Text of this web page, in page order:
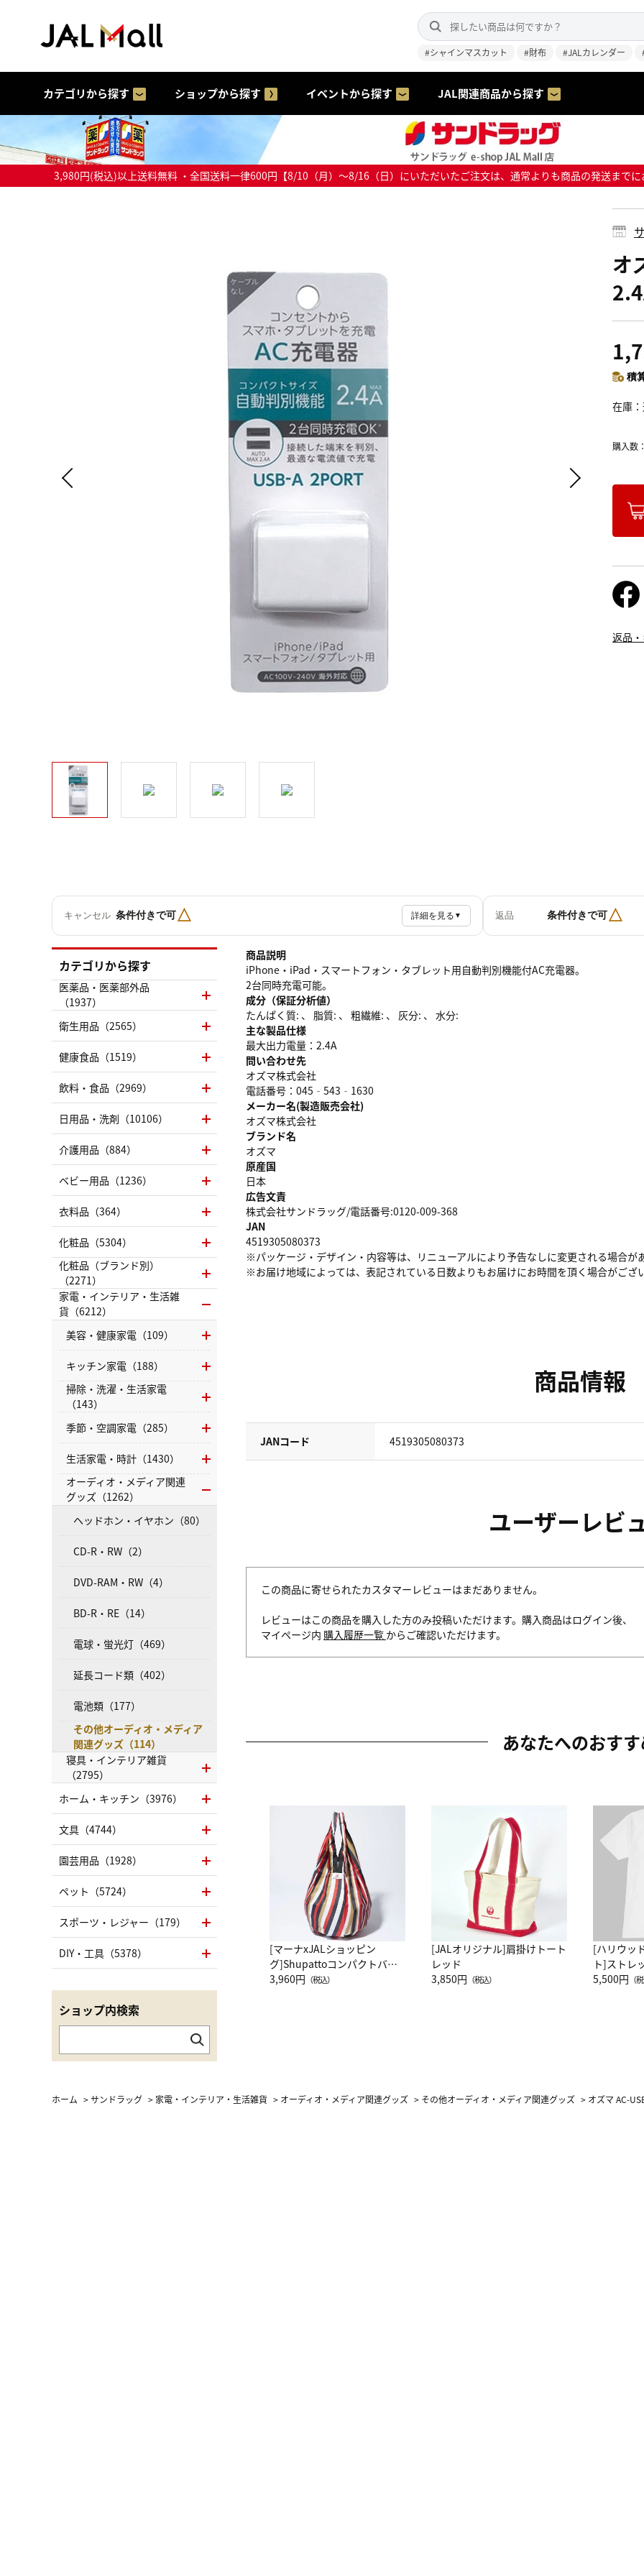
#シャインマスカット #財布 #JALカレンダー
カテゴリから探す ショップから探す イベントから探す JAL関連商品から探す
3,980円(税込)以上送料無料 ・全国送料一律600円【8/10（月）～8/16（日）にいただいたご注文は、通常よりも商品の発送まで
オ
積
在庫
購入数
返品
キャンセル 条件付きで可△ 詳細を見る ▼ 返品 条件付きで可△
商品説明
iPhone・iPad・スマートフォン・タブレット用自動判別機能付AC充電器。
2台同時充電可能。
成分（保証分析値）
たんぱく質: 、 脂質: 、 粗繊維: 、 灰分: 、 水分:
主な製品仕様
最大出力電量：2.4A
問い合わせ先
オズマ株式会社
電話番号：045‐543‐1630
メーカー名(製造販売会社)
オズマ株式会社
ブランド名
オズマ
原産国
日本
広告文責
株式会社サンドラッグ/電話番号:0120-009-368
JAN
4519305080373
※パッケージ・デザイン・内容等は、リニューアルにより予告なしに変更される場合が
※お届け地域によっては、表記されている日数よりもお届けにお時間を頂く場合がござ
商品情報
JANコード 4519305080373
ユーザーレビ
この商品に寄せられたカスタマーレビューはまだありません。
レビューはこの商品を購入した方のみ投稿いただけます。購入商品はログイン後、
マイページ内 購入履歴一覧 からご確認いただけます。
あなたへのおす
[マーナxJALショッピン
グ]Shupattoコンパクトバッ
グ Drop JAL客室乗務員
3,960円 （税込）
[JALオリジナル]肩掛けトート
レッド
3,850円 （税込）
[ハリウッ
ト]ストレ
ーネック
5,500円 （
カテゴリから探す
医薬品・医薬部外品
（1937）
衛生用品（2565）
健康食品（1519）
飲料・食品（2969）
日用品・洗剤（10106）
介護用品（884）
ベビー用品（1236）
衣料品（364）
化粧品（5304）
化粧品（ブランド別）
（2271）
家電・インテリア・生活雑
貨（6212）
美容・健康家電（109）
キッチン家電（188）
掃除・洗濯・生活家電
（143）
季節・空調家電（285）
生活家電・時計（1430）
オーディオ・メディア関連
グッズ（1262）
ヘッドホン・イヤホン（80）
CD-R・RW（2）
DVD-RAM・RW（4）
BD-R・RE（14）
電球・蛍光灯（469）
延長コード類（402）
電池類（177）
その他オーディオ・メディア
関連グッズ（114）
寝具・インテリア雑貨
（2795）
ホーム・キッチン（3976）
文具（4744）
園芸用品（1928）
ペット（5724）
スポーツ・レジャー（179）
DIY・工具（5378）
ショップ内検索
ホーム >サンドラッグ > 家電・インテリア・生活雑貨 > オーディオ・メディア関連グッズ > その他オーディオ・メディア関連グッズ > オズマ AC-